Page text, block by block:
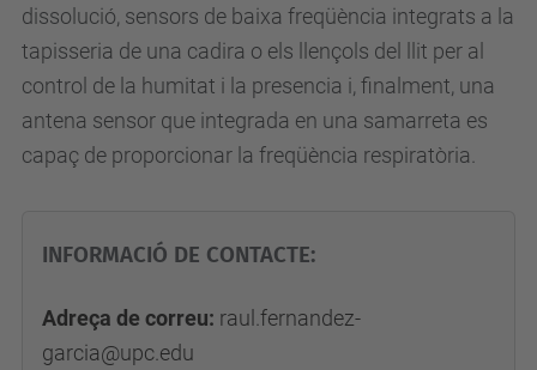
dissolució, sensors de baixa freqüència integrats a la
tapisseria de una cadira o els llençols del llit per al
control de la humitat i la presencia i, finalment, una
antena sensor que integrada en una samarreta es
capaç de proporcionar la freqüència respiratòria.
INFORMACIÓ DE CONTACTE:
Adreça de correu: raul.fernandez-
garcia@upc.edu